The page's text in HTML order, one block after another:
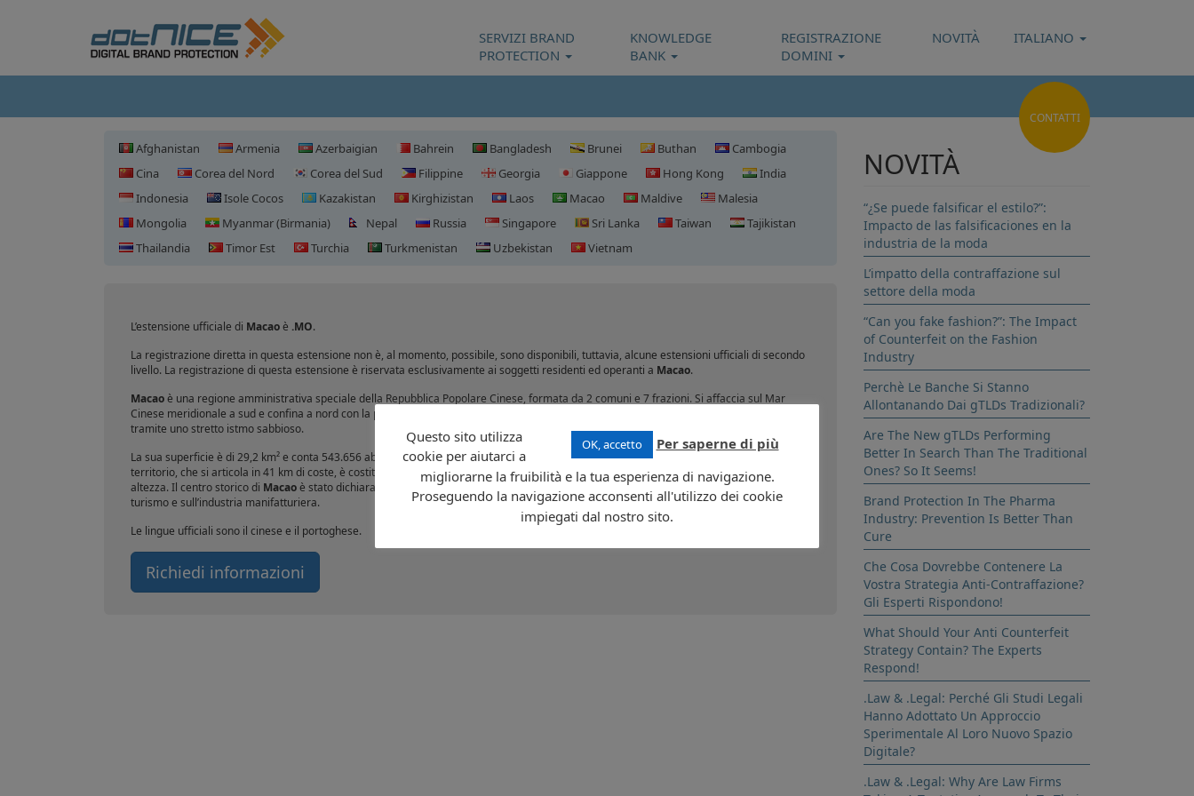
SERVIZI BRAND
PROTECTION
KNOWLEDGE
BANK
REGISTRAZIONE
DOMINI
NOVITÀ ITALIANO
Afghanistan Armenia Azerbaigian Bahrein Bangladesh Brunei Buthan
Cambogia
Cina
Corea del Nord Corea del Sud Filippine Georgia Giappone Hong Kong
India
Indonesia
Isole Cocos Kazakistan Kirghizistan Laos Macao Maldive
Malesia
Mongolia
Myanmar (Birmania) Nepal Russia Singapore Sri Lanka Taiwan
Tajikistan
Thailandia
Timor Est Turchia Turkmenistan Uzbekistan Vietnam
Registrazione domini Macao
L’estensione ufficiale di Macaoè .MO.
La registrazione diretta in questa estensione non è, al momento, possibile, sono disponibili, tuttavia, alcune estensioni ufficiali di secondo
livello. La registrazione di questa estensione è riservata esclusivamente ai soggetti residenti ed operanti a Macao.
Macaoè una regione amministrativa speciale della Repubblica Popolare Cinese, formata da 2 comuni e 7 frazioni. Si affaccia sul Mar
Cinese meridionale a sud e confina a nord con la provincia di Guangdong. La parte regione peninsulare è collegata al continente asiatico
tramite uno stretto istmo sabbioso.
La sua superficie è di 29,2 km² e conta 543.656 abitanti (nella quasi totalità cinesi con minoranze filippine e portoghesi) al 2010. Il
territorio, che si articola in 41 km di coste, è costituito nell’entroterra da rilievi di natura granitica che difficilmente superano i 100 m di
altezza. Il centro storico di Macaoè stato dichiarato patrimonio dell’umanità nel 2005. La valuta in uso è la pataca. L’economia si basa sul
turismo e sull’industria manifatturiera.
Le lingue ufficiali sono il cinese e il portoghese.
Richiedi informazioni
CONTATTI
NOVITÀ
“¿Se puede falsificar el estilo?”:
Impacto de las falsificaciones en la
industria de la moda
L’impatto della contraffazione sul
settore della moda
“Can you fake fashion?”: The Impact
of Counterfeit on the Fashion
Industry
Perchè Le Banche Si Stanno
Allontanando Dai gTLDs Tradizionali?
Are The New gTLDs Performing
Better In Search Than The Traditional
Ones? So It Seems!
Brand Protection In The Pharma
Industry: Prevention Is Better Than
Cure
Che Cosa Dovrebbe Contenere La
Vostra Strategia Anti-Contraffazione?
Gli Esperti Rispondono!
What Should Your Anti Counterfeit
Strategy Contain? The Experts
Respond!
.Law & .Legal: Perché Gli Studi Legali
Hanno Adottato Un Approccio
Sperimentale Al Loro Nuovo Spazio
Digitale?
.Law & .Legal: Why Are Law Firms
OK, accetto Per saperne di più
Questo sito utilizza
cookie per aiutarci a
migliorarne la fruibilità e la tua esperienza di navigazione.
Proseguendo la navigazione acconsenti all'utilizzo dei cookie
impiegati dal nostro sito.